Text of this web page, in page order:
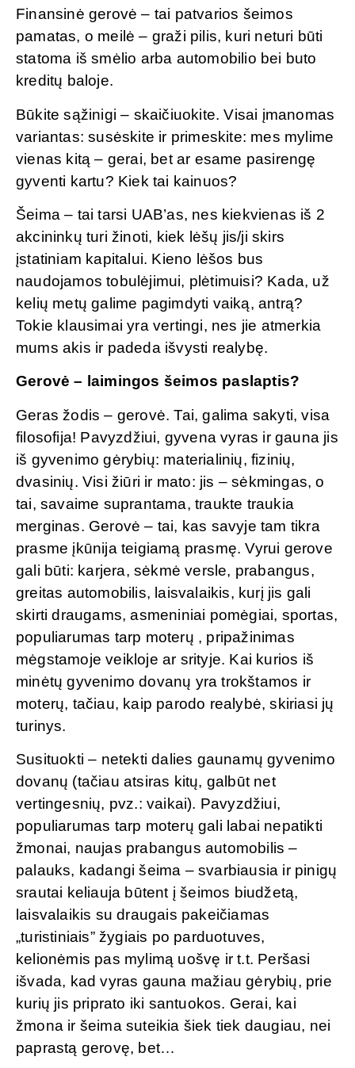
Finansinė gerovė – tai patvarios šeimos
pamatas, o meilė – graži pilis, kuri neturi būti
statoma iš smėlio arba automobilio bei buto
kreditų baloje.
Būkite sąžinigi – skaičiuokite. Visai įmanomas
variantas: susėskite ir primeskite: mes mylime
vienas kitą – gerai, bet ar esame pasirengę
gyventi kartu? Kiek tai kainuos?
Šeima – tai tarsi UAB’as, nes kiekvienas iš 2
akcininkų turi žinoti, kiek lėšų jis/ji skirs
įstatiniam kapitalui. Kieno lėšos bus
naudojamos tobulėjimui, plėtimuisi? Kada, už
kelių metų galime pagimdyti vaiką, antrą?
Tokie klausimai yra vertingi, nes jie atmerkia
mums akis ir padeda išvysti realybę.
Gerovė – laimingos šeimos paslaptis?
Geras žodis – gerovė. Tai, galima sakyti, visa
filosofija! Pavyzdžiui, gyvena vyras ir gauna jis
iš gyvenimo gėrybių: materialinių, fizinių,
dvasinių. Visi žiūri ir mato: jis – sėkmingas, o
tai, savaime suprantama, traukte traukia
merginas. Gerovė – tai, kas savyje tam tikra
prasme įkūnija teigiamą prasmę. Vyrui gerove
gali būti: karjera, sėkmė versle, prabangus,
greitas automobilis, laisvalaikis, kurį jis gali
skirti draugams, asmeniniai pomėgiai, sportas,
populiarumas tarp moterų , pripažinimas
mėgstamoje veikloje ar srityje. Kai kurios iš
minėtų gyvenimo dovanų yra trokštamos ir
moterų, tačiau, kaip parodo realybė, skiriasi jų
turinys.
Susituokti – netekti dalies gaunamų gyvenimo
dovanų (tačiau atsiras kitų, galbūt net
vertingesnių, pvz.: vaikai). Pavyzdžiui,
populiarumas tarp moterų gali labai nepatikti
žmonai, naujas prabangus automobilis –
palauks, kadangi šeima – svarbiausia ir pinigų
srautai keliauja būtent į šeimos biudžetą,
laisvalaikis su draugais pakeičiamas
„turistiniais” žygiais po parduotuves,
kelionėmis pas mylimą uošvę ir t.t. Peršasi
išvada, kad vyras gauna mažiau gėrybių, prie
kurių jis priprato iki santuokos. Gerai, kai
žmona ir šeima suteikia šiek tiek daugiau, nei
paprastą gerovę, bet…